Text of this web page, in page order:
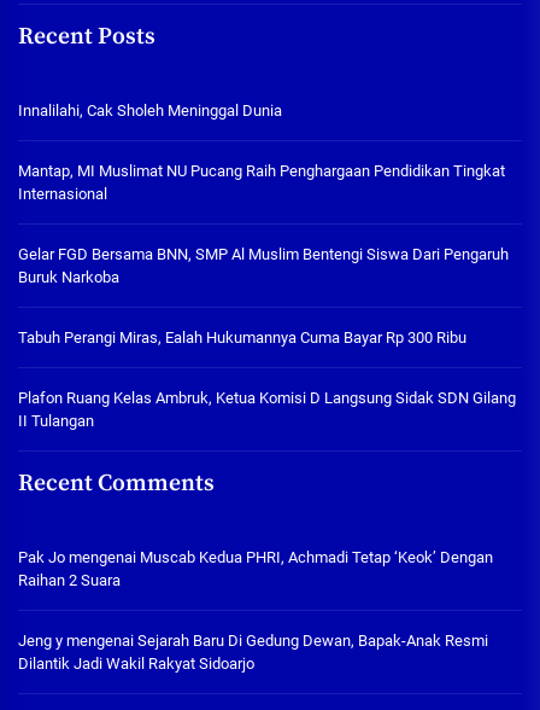
Recent Posts
Innalilahi, Cak Sholeh Meninggal Dunia
Mantap, MI Muslimat NU Pucang Raih Penghargaan Pendidikan Tingkat
Internasional
Gelar FGD Bersama BNN, SMP Al Muslim Bentengi Siswa Dari Pengaruh
Buruk Narkoba
Tabuh Perangi Miras, Ealah Hukumannya Cuma Bayar Rp 300 Ribu
Plafon Ruang Kelas Ambruk, Ketua Komisi D Langsung Sidak SDN Gilang
II Tulangan
Recent Comments
Pak Jo mengenai Muscab Kedua PHRI, Achmadi Tetap ‘Keok’ Dengan
Raihan 2 Suara
Jeng y mengenai Sejarah Baru Di Gedung Dewan, Bapak-Anak Resmi
Dilantik Jadi Wakil Rakyat Sidoarjo